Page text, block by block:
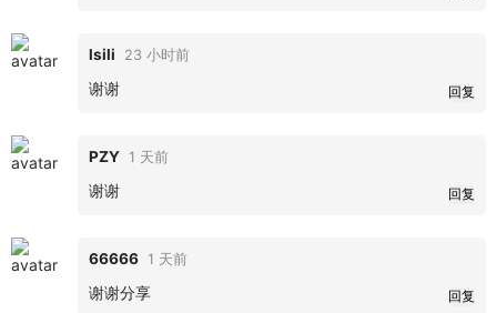
lsili 23 小时前
谢谢 回复
PZY 1 天前
谢谢 回复
66666 1 天前
谢谢分享 回复